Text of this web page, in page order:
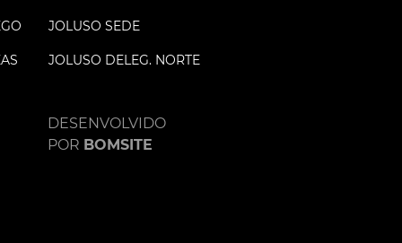
JOLUSO SEDE
JOLUSO DELEG. NORTE
DESENVOLVIDO
POR BOMSITE